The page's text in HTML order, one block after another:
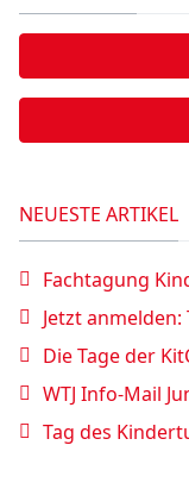
NEUESTE ARTIKEL
Fachtagung
Jetzt
Die Tage der
WTJ Info-Mail
Tag des